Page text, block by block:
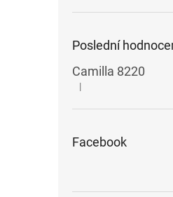
Poslední
Camilla 8220
Hodnocení produktu je
|
Facebook